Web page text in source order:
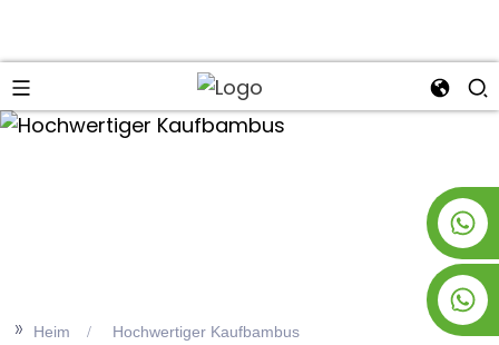
>>
Heim Hochwertiger Kaufbambus